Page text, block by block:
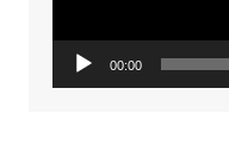
00:00